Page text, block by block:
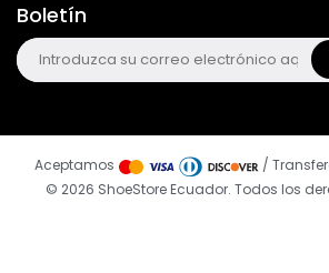
Boletín
© 2026 ShoeStore Ecuador. Todos los
Aceptamos /